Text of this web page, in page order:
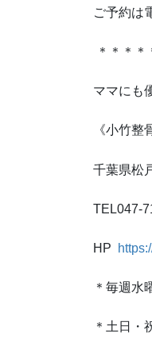
ご予約は
＊＊＊＊
ママにも
《小竹整
千葉県松
TEL047-
HP
＊毎週水
＊土日・